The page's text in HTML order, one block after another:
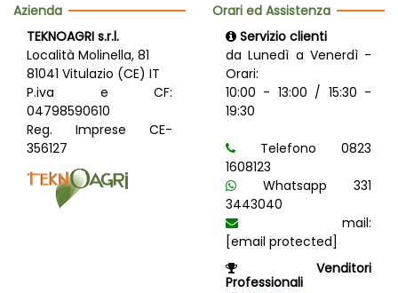
Azienda
TEKNOAGRI s.r.l.
Località Molinella, 81
81041 Vitulazio (CE) IT
P.iva e CF:
04798590610
Reg. Imprese CE-
356127
Orari ed Assistenza
Servizio clienti
da Lunedì a Venerdì -
Orari:
10:00 - 13:00 / 15:30 -
19:30
Telefono 0823
1608123
Whatsapp 331
3443040
mail:
[email protected]
Venditori
Professionali